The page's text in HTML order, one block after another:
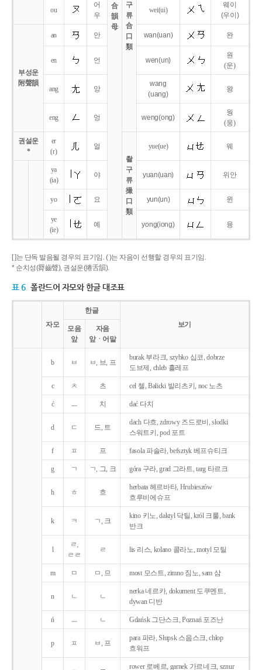
合
韻
母
구
류
合
口
類
ou
어
우
wei(ui)
웨이
(우이)
부성운
附聲韻
an 안 wan(uan) 완
en 언 wen(un)
원
(운)
ang 앙
wang
(uang)
왕
eng 엉 weng(ong)
웡
(웅)
권설운
*
er
(r)
얼
촬
구
류
撮
口
類
yue(ue) 웨
ya
(ia)
야 yuan(uan) 위안
yo 요 yun(un) 윈
ye
(ie)
예 yong(iong) 융
[ ]는 단독 발음될 경우의 표기임. ( )는 자음이 선행할 경우의 표기임.
* 순치성(脣齒聲), 권설운(捲舌韻).
표 6 폴란드어 자모와 한글 대조표
자모
한글
보기
모음
앞
자음
앞ㆍ어말
b ㅂ ㅂ, 브, 프
burak 부라크, szybko 십코, dobrze
도브제, chleb 흘레프
c ㅊ 츠 cel 첼, Balicki 발리츠키, noc 노츠
ć ㅡ 치 dać 다치
d ㄷ 드, 트
dach 다흐, zdrowy 즈드로비, słodki
스워트키, pod 포트
f ㅍ 프 fasola 파솔라, befsztyk 베프슈티크
g ㄱ ㄱ, 그, 크 góra 구라, grad 그라트, targ 타르크
h ㅎ 흐
herbata 헤르바타, Hrubieszów
흐루비에슈프
k ㅋ ㄱ, 크
kino 키노, daktyl 닥틸, król 크룰, bank
반크
l
ㄹ,
ㄹㄹ
ㄹ lis 리스, kolano 콜라노, motyl 모틸
m ㅁ ㅁ, 므 most 모스트, zimno 짐노, sam 삼
n ㄴ ㄴ
nerka 네르카, dokument 도쿠멘트,
dywan 디반
ń ㅡ ㄴ Gdańsk 그단스크, Poznań 포즈난
p ㅍ ㅂ, 프
para 파라, Słupsk 스웁스크, chłop
흐워프
rower 로베르, garnek 가르네크, sznur